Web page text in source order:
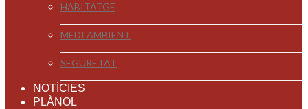
HABITATGE
MEDI AMBIENT
SEGURETAT
NOTÍCIES
PLÀNOL